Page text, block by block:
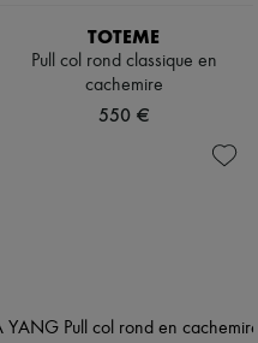
TOTEME
Pull col rond classique en
cachemire
550 €